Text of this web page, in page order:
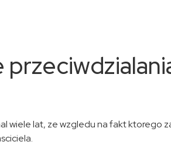
wiele lat, ze wzgledu na fakt ktorego